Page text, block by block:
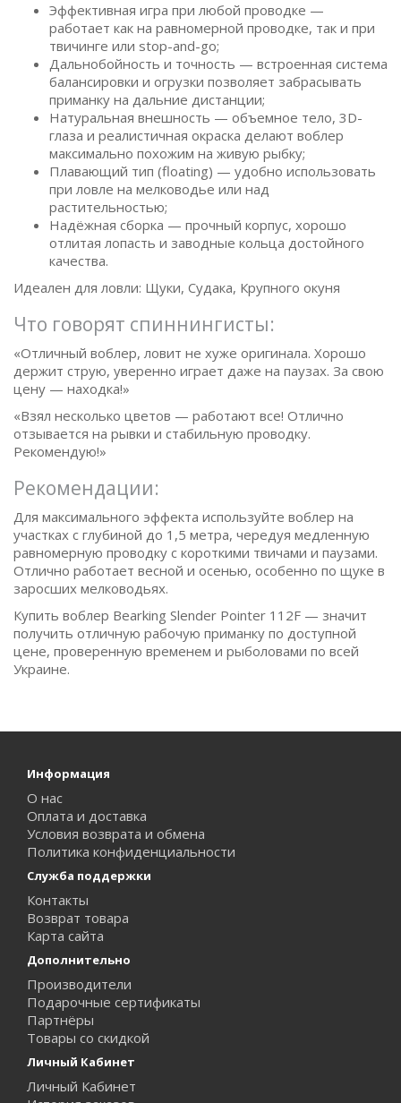
Эффективная игра при любой проводке —
работает как на равномерной проводке, так и при
твичинге или stop-and-go;
Дальнобойность и точность — встроенная система
балансировки и огрузки позволяет забрасывать
приманку на дальние дистанции;
Натуральная внешность — объемное тело, 3D-
глаза и реалистичная окраска делают воблер
максимально похожим на живую рыбку;
Плавающий тип (floating) — удобно использовать
при ловле на мелководье или над
растительностью;
Надёжная сборка — прочный корпус, хорошо
отлитая лопасть и заводные кольца достойного
качества.
Идеален для ловли: Щуки, Судака, Крупного окуня
Что говорят спиннингисты:
«Отличный воблер, ловит не хуже оригинала. Хорошо
держит струю, уверенно играет даже на паузах. За свою
цену — находка!»
«Взял несколько цветов — работают все! Отлично
отзывается на рывки и стабильную проводку.
Рекомендую!»
Рекомендации:
Для максимального эффекта используйте воблер на
участках с глубиной до 1,5 метра, чередуя медленную
равномерную проводку с короткими твичами и паузами.
Отлично работает весной и осенью, особенно по щуке в
заросших мелководьях.
Купить воблер Bearking Slender Pointer 112F — значит
получить отличную рабочую приманку по доступной
цене, проверенную временем и рыболовами по всей
Украине.
Информация
О нас
Оплата и доставка
Условия возврата и обмена
Политика конфиденциальности
Служба поддержки
Контакты
Возврат товара
Карта сайта
Дополнительно
Производители
Подарочные сертификаты
Партнёры
Товары со скидкой
Личный Кабинет
Личный Кабинет